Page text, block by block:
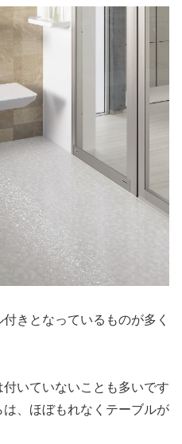
きとなっているものが多く
いていないことも多いです
、ほぼもれなくテーブルが